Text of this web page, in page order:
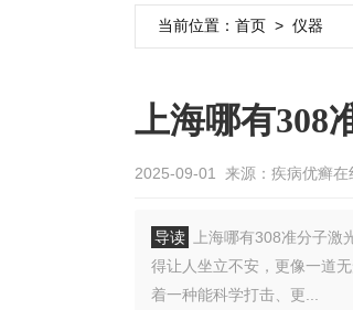
当前位置： 首页 > 仪器
上海哪有308
2025-09-01 来源： 疾病优癣在
导读
上海哪有308准分子激
得让人坐立不安，更像一道
着一种能科学打击、更...